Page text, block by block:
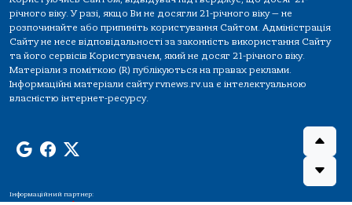
річного віку. У разі, якщо Ви не досягли 21-річного віку — не
розпочинайте або припиніть користування Сайтом. Адміністрація
Сайту не несе відповідальності за законність використання Сайту
та його сервісів Користувачем, який не досяг 21-річного віку.
Матеріали з поміткою (R) публікуються на правах реклами.
Інформаційні матеріали сайту rvnews.rv.ua є інтелектуальною
власністю інтернет-ресурсу.
Інформаційний партнер: